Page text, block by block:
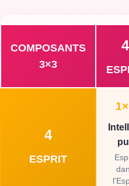
COMPOSANTS
3×3
4
4
ESPRIT